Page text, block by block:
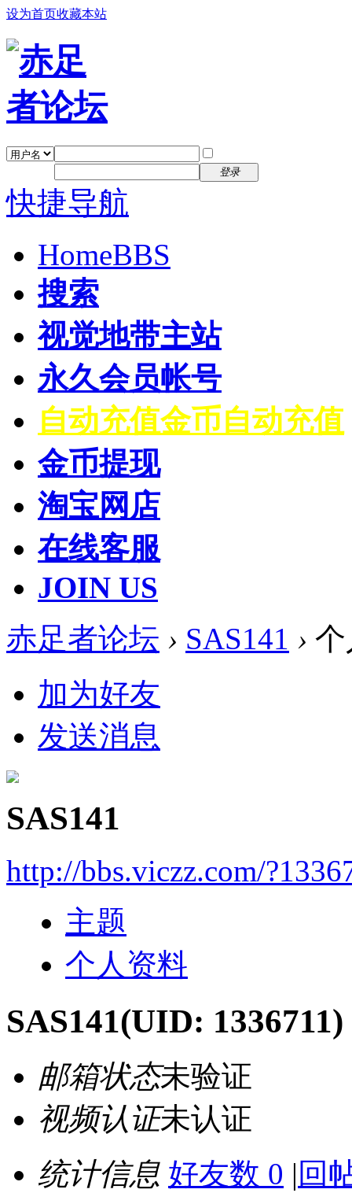
设为首页收藏本站
登录
快捷导航
HomeBBS
搜索
视觉地带主站
永久会员帐号
自动充值金币自动充值
金币提现
淘宝网店
在线客服
JOIN US
赤足者论坛 › SAS141 ›
加为好友
发送消息
SAS141
http://bbs.viczz.com/
主题
个人资料
SAS141(UID: 1336711)
邮箱状态未验证
视频认证未认证
统计信息 好友数 0 | 回